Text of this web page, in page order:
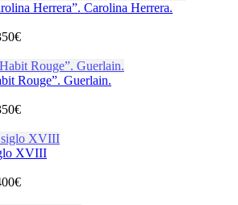
Herrera”. Carolina Herrera.
€
Rouge”. Guerlain.
€
XVIII
€